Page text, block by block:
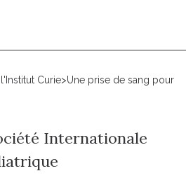
Curie>Une prise de sang pour
Internationale